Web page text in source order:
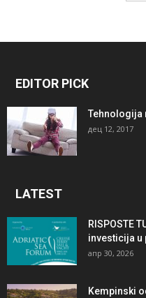
EDITOR PICK
Tehnologija
дец 12, 2017
LATEST
RISPOSTE
investicija u
апр 30, 2026
Kempinski